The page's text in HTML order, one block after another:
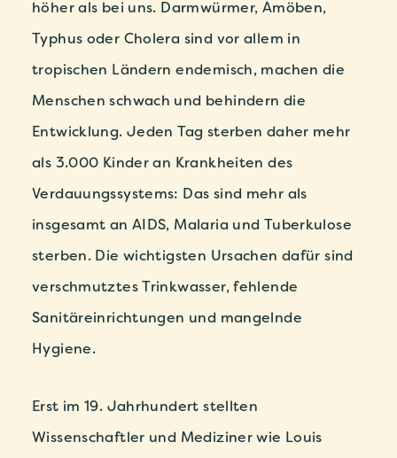
höher als bei uns. Darmwürmer, Amöben,
Typhus oder Cholera sind vor allem in
tropischen Ländern endemisch, machen die
Menschen schwach und behindern die
Entwicklung. Jeden Tag sterben daher mehr
als 3.000 Kinder an Krankheiten des
Verdauungssystems: Das sind mehr als
insgesamt an AIDS, Malaria und Tuberkulose
sterben. Die wichtigsten Ursachen dafür sind
verschmutztes Trinkwasser, fehlende
Sanitäreinrichtungen und mangelnde
Hygiene.
Erst im 19. Jahrhundert stellten
Wissenschaftler und Mediziner wie Louis